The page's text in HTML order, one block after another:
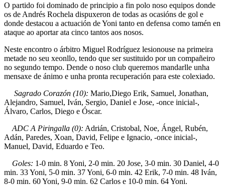
O partido foi dominado de principio a fin polo noso equipos donde
os de Andrés Rochela dispuxeron de todas as ocasións de gol e
donde destacou a actuación de Yoni tanto en defensa como tamén en
ataque ao aportar ata cinco tantos aos nosos.
Neste encontro o árbitro Miguel Rodríguez lesionouse na primeira
metade no seu xeonllo, tendo que ser sustituido por un compañeiro
no segundo tempo. Dende o noso club queremos mandarlle unha
mensaxe de ánimo e unha pronta recuperación para este colexiado.
Sagrado Corazón (10): Mario,Diego Erik, Samuel, Jonathan,
Alejandro, Samuel, Iván, Sergio, Daniel e Jose, -once inicial-,
Álvaro, Carlos, Diego e Óscar.
ADC A Piringalla (0): Adrián, Cristobal, Noe, Ángel, Rubén,
Adán, Paredes, Xoan, David, Felipe e Ignacio, -once inicial-,
Manuel, David, Eduardo e Teo.
Goles: 1-0 min. 8 Yoni, 2-0 min. 20 Jose, 3-0 min. 30 Daniel, 4-0
min. 33 Yoni, 5-0 min. 37 Yoni, 6-0 min. 42 Erik, 7-0 min. 48 Iván,
8-0 min. 60 Yoni, 9-0 min. 62 Carlos e 10-0 min. 64 Yoni.